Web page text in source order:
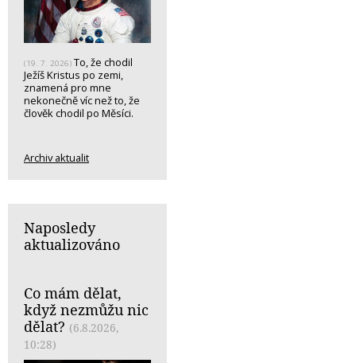
(19. 7. 2026) To, že chodil
Ježíš Kristus po zemi,
znamená pro mne
nekonečně víc než to, že
člověk chodil po Měsíci.
Archiv aktualit
Naposledy
aktualizováno
Co mám dělat,
když nezmůžu nic
dělat? (6.8.2026,
10:28)